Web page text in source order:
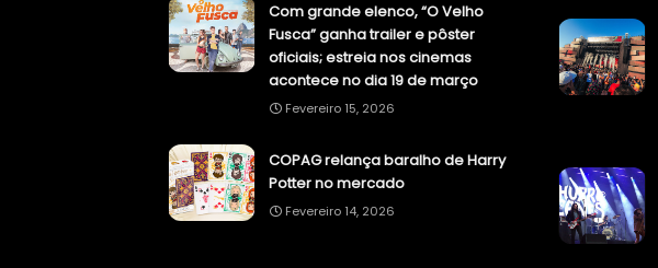
Com grande elenco, “O Velho
Fusca” ganha trailer e pôster
oficiais; estreia nos cinemas
acontece no dia 19 de março
Fevereiro 15, 2026
COPAG relança baralho de Harry
Potter no mercado
Fevereiro 14, 2026